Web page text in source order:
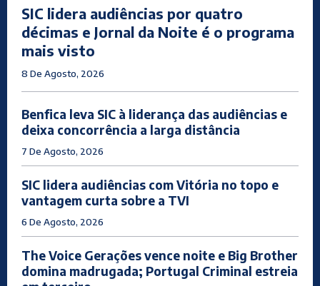
SIC lidera audiências por quatro
décimas e Jornal da Noite é o programa
mais visto
8 De Agosto, 2026
Benfica leva SIC à liderança das audiências e
deixa concorrência a larga distância
7 De Agosto, 2026
SIC lidera audiências com Vitória no topo e
vantagem curta sobre a TVI
6 De Agosto, 2026
The Voice Gerações vence noite e Big Brother
domina madrugada; Portugal Criminal estreia